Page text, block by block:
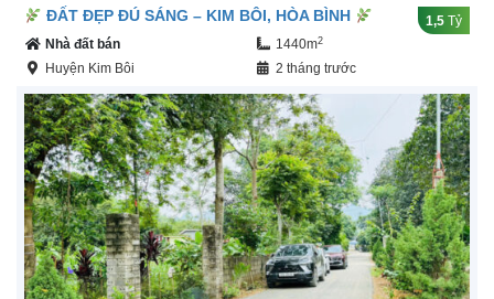
ĐẤT ĐẸP ĐÚ SÁNG – KIM BÔI, HÒA BÌNH 1,5 Tỷ
Nhà đất bán
1440m2
Huyện Kim Bôi 2 tháng trước